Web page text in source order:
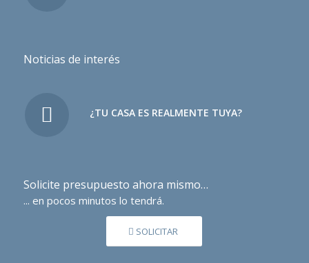
Noticias de interés
¿TU CASA ES REALMENTE TUYA?
Solicite presupuesto ahora mismo…
... en pocos minutos lo tendrá.
SOLICITAR